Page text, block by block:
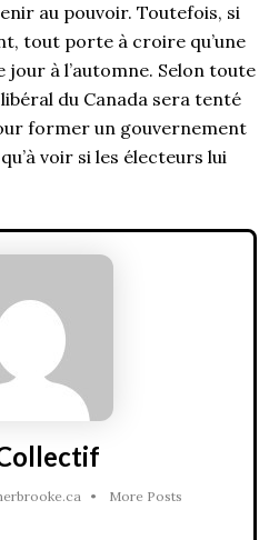
au pouvoir. Toutefois, si
tout porte à croire qu’une
à l’automne. Selon toute
du Canada sera tenté
former un gouvernement
voir si les électeurs lui
• More Posts